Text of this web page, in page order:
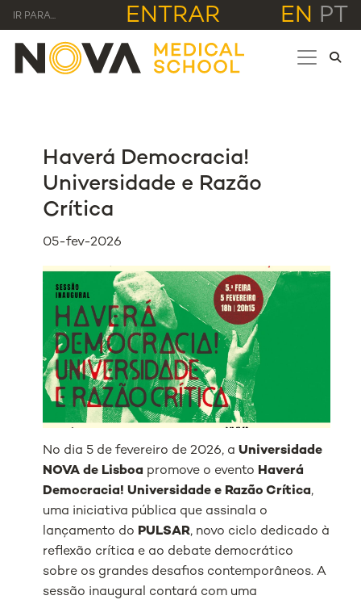
IR PARA... ENTRAR EN PT
Haverá Democracia!
Universidade e Razão
Crítica
05-fev-2026
No dia 5 de fevereiro de 2026, aUniversidade
NOVA de Lisboa promove o evento Haverá
Democracia! Universidade e Razão Crítica,
uma iniciativa pública que assinala o
lançamento do PULSAR, novo ciclo dedicado à
reflexão crítica e ao debate democrático
sobre os grandes desafios contemporâneos. A
sessão inaugural contará com uma